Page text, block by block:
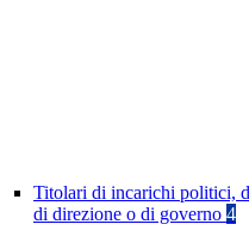
Titolari di incarichi politici,
di direzione o di governo 4